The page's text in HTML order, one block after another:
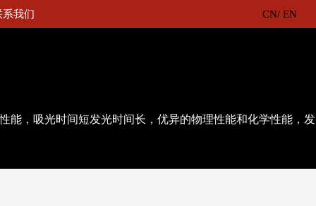
系我们 CN/EN
能，吸光时间短发光时间长，优异的物理性能和化学性能，发